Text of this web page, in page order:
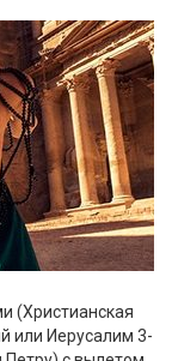
(Христианская
или Иерусалим 3-